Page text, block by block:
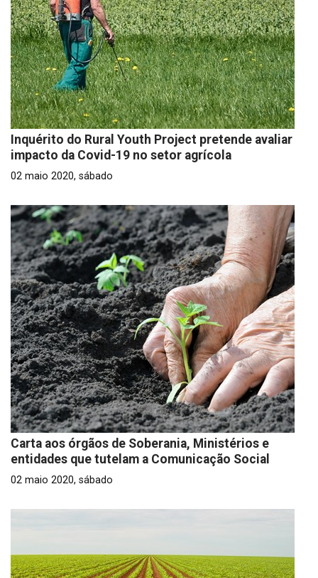
Inquérito do Rural Youth Project pretende avaliar
impacto da Covid-19 no setor agrícola
02 maio 2020, sábado
Carta aos órgãos de Soberania, Ministérios e
entidades que tutelam a Comunicação Social
02 maio 2020, sábado